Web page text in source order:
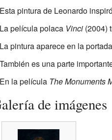
Esta pintura de Leonardo
La película polaca Vinci(2004)
La pintura aparece en la
También es una parte
En la película The Monuments
de imágenes